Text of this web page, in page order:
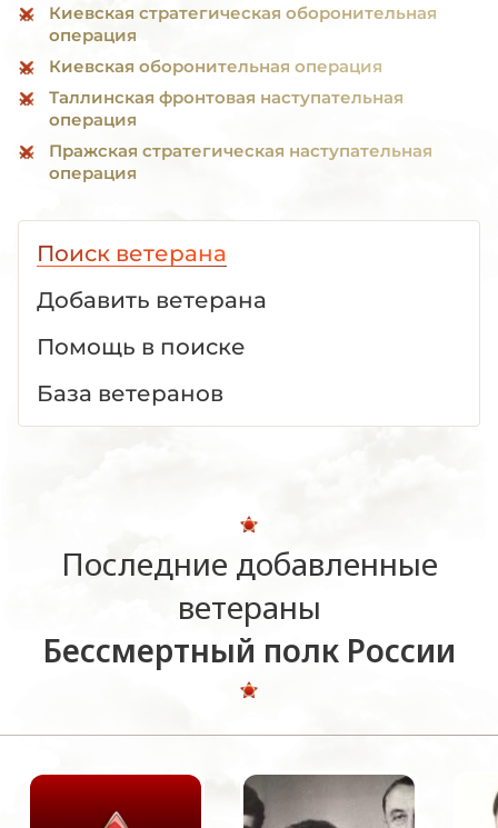
Киевская стратегическая оборонительная
операция
Киевская оборонительная операция
Таллинская фронтовая наступательная
операция
Пражская стратегическая наступательная
операция
Поиск ветерана
Добавить ветерана
Помощь в поиске
База ветеранов
Последние добавленные
ветераны
Бессмертный полк России